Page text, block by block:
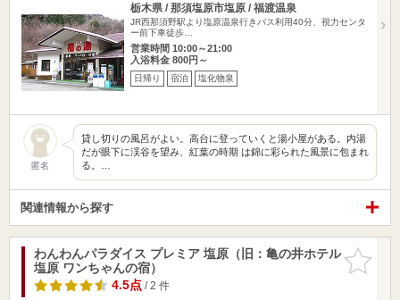
栃木県 / 那須塩原市塩原 / 福渡温泉
JR西那須野駅より塩原温泉行きバス利用40分、視力センタ
ー前下車徒歩…
営業時間 10:00～21:00
入浴料金 800円～
日帰り 宿泊 塩化物泉
匿名
貸し切りの風呂がよい。高台に登っていくと湯小屋がある。内湯
だが眼下に渓谷を望み、紅葉の時期 は錦に彩られた風景に包まれ
る。…
関連情報から探す
お気に入
りに追加
わんわんパラダイス プレミア 塩原（旧：亀の井ホテル
塩原 ワンちゃんの宿）
4.5点/ 2 件